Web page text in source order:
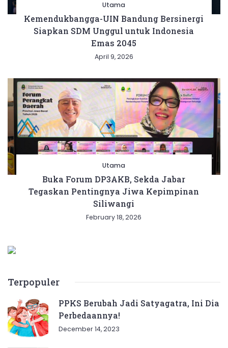
Utama
Kemendukbangga-UIN Bandung Bersinergi
Siapkan SDM Unggul untuk Indonesia
Emas 2045
April 9, 2026
Utama
Buka Forum DP3AKB, Sekda Jabar
Tegaskan Pentingnya Jiwa Kepimpinan
Siliwangi
February 18, 2026
Terpopuler
PPKS Berubah Jadi Satyagatra, Ini Dia
Perbedaannya!
December 14, 2023